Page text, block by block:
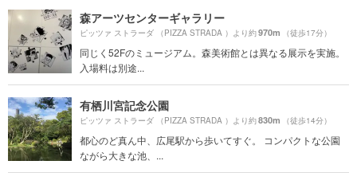
森アーツセンターギャラリー
ピッツァ ストラーダ （PIZZA STRADA ）より約970m （徒歩17分）
同じく52Fのミュージアム。森美術館とは異なる展示を実施。
入場料は別途...
有栖川宮記念公園
ピッツァ ストラーダ （PIZZA STRADA ）より約830m （徒歩14分）
都心のど真ん中、広尾駅から歩いてすぐ。 コンパクトな公園
ながら大きな池、...